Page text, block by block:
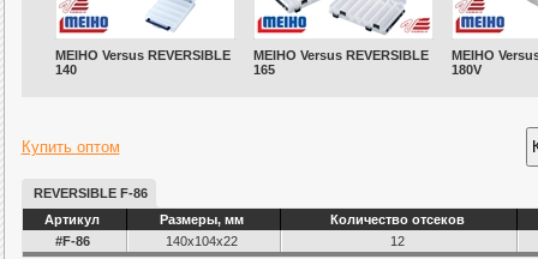
сплавом. При всей своей
вместительны – внутреннее
удобно расположить такие
воблеры. Удобство также
воблеры не цепляются между собой
быстро и удобно достать,
MEIHO Versus REVERSIBLE
140
MEIHO Versus REVERSIBLE
165
MEIHO
180V
Купить оптом
REVERSIBLE F-86
Артикул
Размеры, мм
Количество отсеков
#F-86
140x104x22 12